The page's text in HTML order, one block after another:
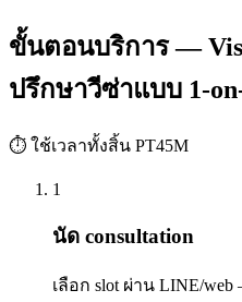
ขั้นตอนบริการ —
ปรึกษาวีซ่าแบบ 1-
⏱ ใช้เวลาทั้งสิ้น PT45M
1
นัด consultation
เลือก slot ผ่าน LINE/